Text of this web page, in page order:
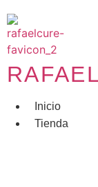
al
contenido
Inicio
Tienda